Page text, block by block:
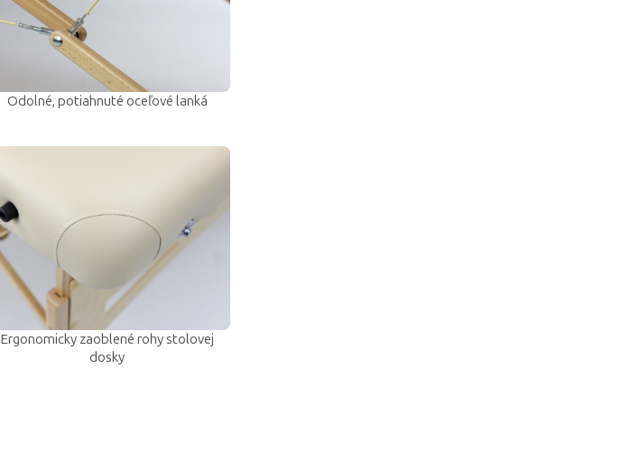
Odolné, potiahnuté oceľové lanká
Ergonomicky zaoblené rohy stolovej
dosky